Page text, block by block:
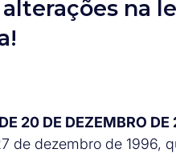
na
20 DE DEZEMBRO DE
de dezembro de 1996,